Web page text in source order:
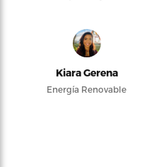
Kiara Gerena
Energía Renovable